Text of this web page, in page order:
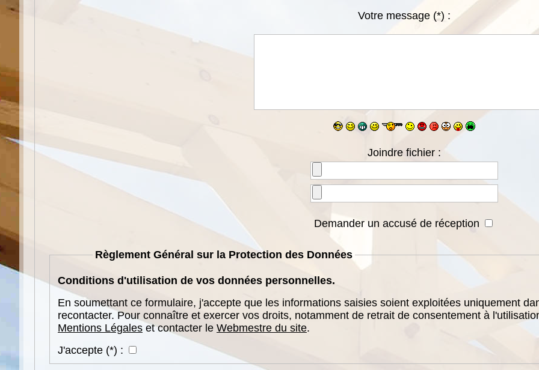
Votre message (*) :
Joindre fichier :
Demander un accusé de réception
Règlement Général sur la Protection des Données
Conditions d'utilisation de vos données personnelles.
En soumettant ce formulaire, j'accepte que les informations saisies soient exploitées uniquement
recontacter. Pour connaître et exercer vos droits, notamment de retrait de consentement à
Mentions Légales et contacter le Webmestre du site.
J'accepte (*) :